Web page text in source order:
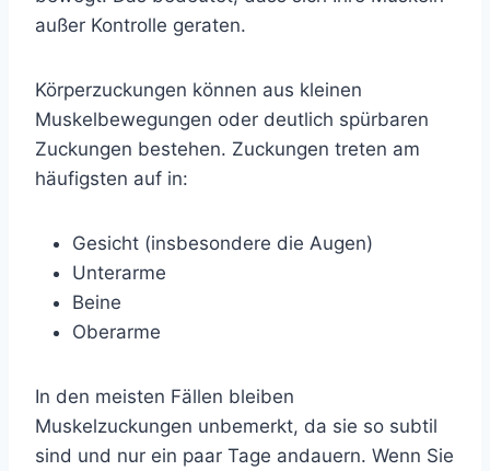
außer Kontrolle geraten.
Körperzuckungen können aus kleinen
Muskelbewegungen oder deutlich spürbaren
Zuckungen bestehen. Zuckungen treten am
häufigsten auf in:
Gesicht (insbesondere die Augen)
Unterarme
Beine
Oberarme
In den meisten Fällen bleiben
Muskelzuckungen unbemerkt, da sie so subtil
sind und nur ein paar Tage andauern. Wenn Sie